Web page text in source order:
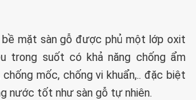
bề mặt sàn gỗ được phủ một lớp oxit
trong suốt có khả năng chống ẩm
mốc, chống vi khuẩn,.. đặc biệt
nước tốt như sàn gỗ tự nhiên.